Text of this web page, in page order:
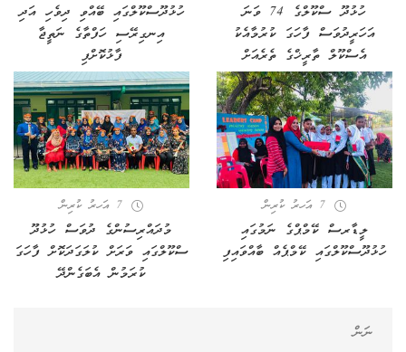
ހުޅުދޫ ސްކޫލްގެ 74 ވަނަ
އަހަރީދުވަސް ފާހަގަ ކުރުމާއެކު
އެސްކޫލް ތާރީޚްގެ ތެރެއަށް
ހުޅުދޫސްކޫލްގައި ބޭއްވި ދިވެހި އަދި
އިނގިރޭސި ހަފްތާގެ ނަތީޖާ
ފާޅުކޮށްފި
7 އަހރު ކުރިން
ލީޑާރސް ކޭމްޕްގެ ނަމުގައި
ހުޅުދޫސްކޫލްގައި ކޭމްޕެއް ބާއްވައިފި
7 އަހރު ކުރިން
މުދައްރިސުންގެ ދުވަސް ހުޅުދޫ
ސްކޫލްގައި ވަރަށް ކުލަގަދަކޮށް ފާހަގަ
ކުރަމުން އެބަގެންދޭ